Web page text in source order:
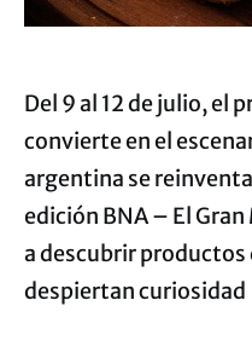
Del 9 al 12 de julio, el
convierte en el
argentina se
edición BNA – El
a descubrir productos
despiertan curiosidad